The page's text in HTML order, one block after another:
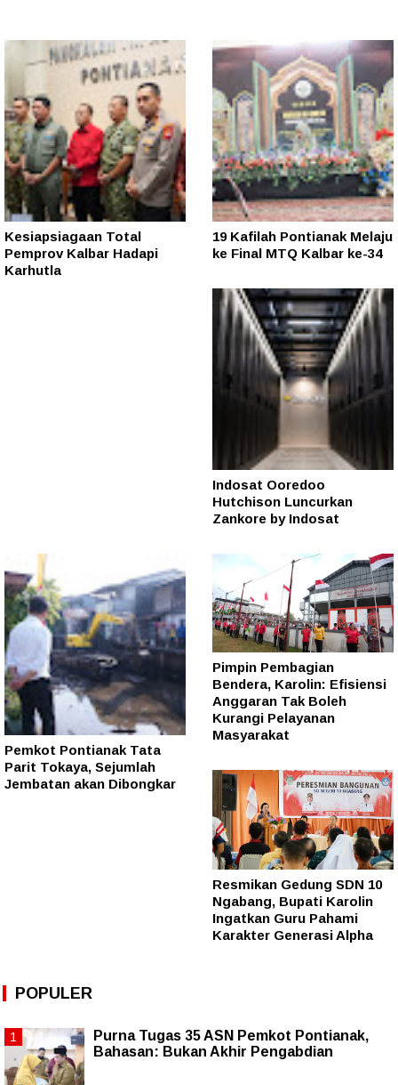
Kesiapsiagaan Total
Pemprov Kalbar Hadapi
Karhutla
19 Kafilah Pontianak Melaju
ke Final MTQ Kalbar ke-34
Indosat Ooredoo
Hutchison Luncurkan
Zankore by Indosat
Pemkot Pontianak Tata
Parit Tokaya, Sejumlah
Jembatan akan Dibongkar
Pimpin Pembagian
Bendera, Karolin: Efisiensi
Anggaran Tak Boleh
Kurangi Pelayanan
Masyarakat
Resmikan Gedung SDN 10
Ngabang, Bupati Karolin
Ingatkan Guru Pahami
Karakter Generasi Alpha
POPULER
Purna Tugas 35 ASN Pemkot Pontianak,
Bahasan: Bukan Akhir Pengabdian